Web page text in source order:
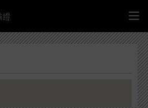
證